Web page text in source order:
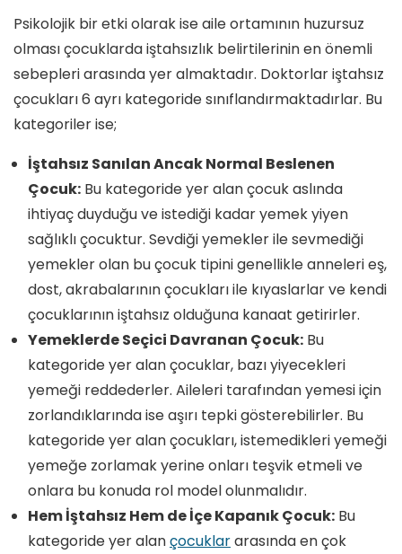
Psikolojik bir etki olarak ise aile ortamının huzursuz
olması çocuklarda iştahsızlık belirtilerinin en önemli
sebepleri arasında yer almaktadır. Doktorlar iştahsız
çocukları 6 ayrı kategoride sınıflandırmaktadırlar. Bu
kategoriler ise;
İştahsız Sanılan Ancak Normal Beslenen
Çocuk: Bu kategoride yer alan çocuk aslında
ihtiyaç duyduğu ve istediği kadar yemek yiyen
sağlıklı çocuktur. Sevdiği yemekler ile sevmediği
yemekler olan bu çocuk tipini genellikle anneleri eş,
dost, akrabalarının çocukları ile kıyaslarlar ve kendi
çocuklarının iştahsız olduğuna kanaat getirirler.
Yemeklerde Seçici Davranan Çocuk: Bu
kategoride yer alan çocuklar, bazı yiyecekleri
yemeği reddederler. Aileleri tarafından yemesi için
zorlandıklarında ise aşırı tepki gösterebilirler. Bu
kategoride yer alan çocukları, istemedikleri yemeği
yemeğe zorlamak yerine onları teşvik etmeli ve
onlara bu konuda rol model olunmalıdır.
Hem İştahsız Hem de İçe Kapanık Çocuk: Bu
kategoride yer alançocuklararasında en çok